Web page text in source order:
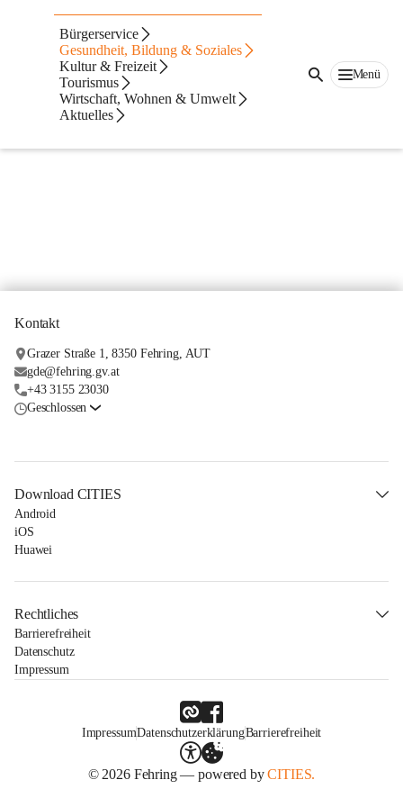
Bürgerservice
Gesundheit, Bildung & Soziales
Kultur & Freizeit
Tourismus
Wirtschaft, Wohnen & Umwelt
Aktuelles
Menü
Kinderspielplätze
... derzeit in Arbeit ...
Kontakt
Grazer Straße 1, 8350 Fehring, AUT
gde@fehring.gv.at
+43 3155 23030
Geschlossen
Download CITIES
Android
iOS
Huawei
Rechtliches
Barrierefreiheit
Datenschutz
Impressum
ImpressumDatenschutzerklärungBarrierefreiheit
© 2026 Fehring — powered byCITIES.